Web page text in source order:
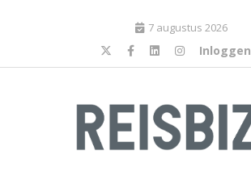
7 augustus 2026
Inloggen